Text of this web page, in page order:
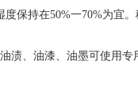
保持在50%一70%为宜
渍、油漆、油墨可使用